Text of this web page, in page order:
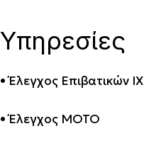
Υπηρεσίες
• Έλεγχος Επιβατικών ΙΧ
• Έλεγχος ΜΟΤΟ